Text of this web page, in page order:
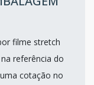
filme stretch
referência do
cotação no